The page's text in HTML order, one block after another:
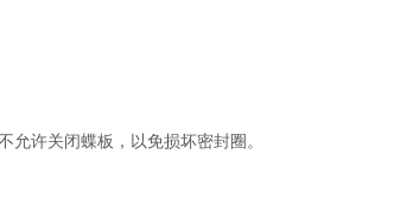
许关闭蝶板，以免损坏密封圈。